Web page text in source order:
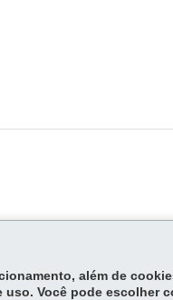
além de
Você pode escolher